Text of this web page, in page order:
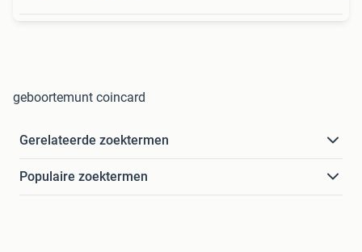
geboortemunt coincard
Gerelateerde zoektermen
Populaire zoektermen